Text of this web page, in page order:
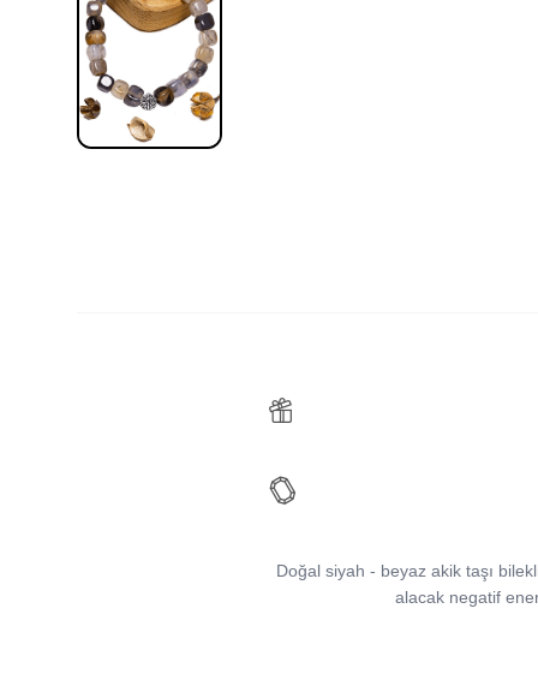
Doğal siyah - beyaz akik taşı
alacak negatif